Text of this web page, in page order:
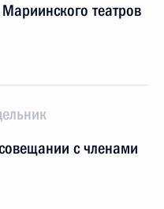
театров
с членами